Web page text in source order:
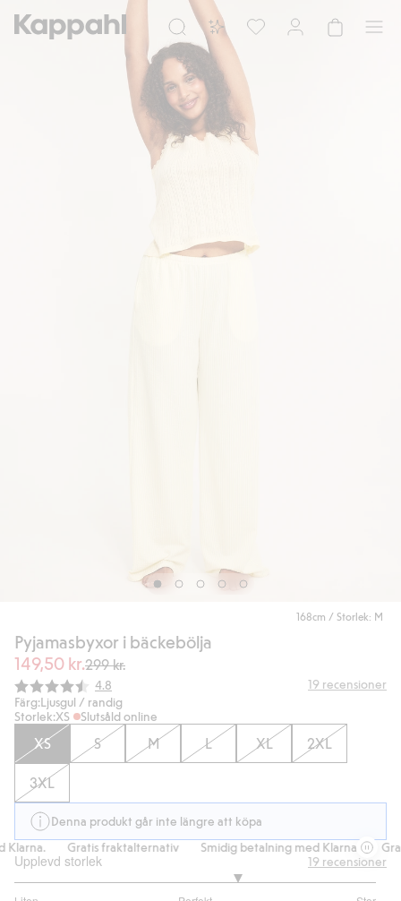
168cm / Storlek: M
Pyjamasbyxor i bäckebölja
149,50 kr.299 kr.
Snittbetyg:
4.8 19 recensioner
Färg:Ljusgul / randig
Storlek:XS Slutsåld online
XS S M L XL 2XL
3XL
Denna produkt går inte längre att köpa
Gratis fraktalternativ Smidig betalning med Klarna.
Upplevd storlek 19 recensioner